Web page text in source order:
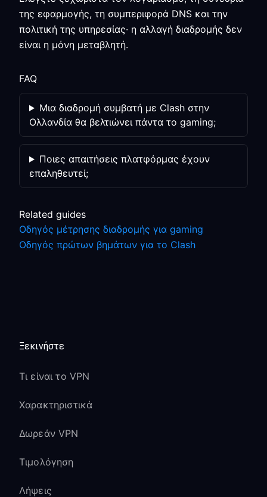
της εφαρμογής, τη συμπεριφορά DNS και την
πολιτική της υπηρεσίας· η αλλαγή διαδρομής δεν
είναι η μόνη μεταβλητή.
FAQ
Μια διαδρομή συμβατή με Clash στην
Ολλανδία θα βελτιώνει πάντα το gaming;
Ποιες απαιτήσεις πλατφόρμας έχουν
επαληθευτεί;
Related guides
Οδηγός μέτρησης διαδρομής για gaming
Οδηγός πρώτων βημάτων για το Clash
Ξεκινήστε
Τι είναι το VPN
Χαρακτηριστικά
Δωρεάν VPN
Τιμολόγηση
Λήψεις